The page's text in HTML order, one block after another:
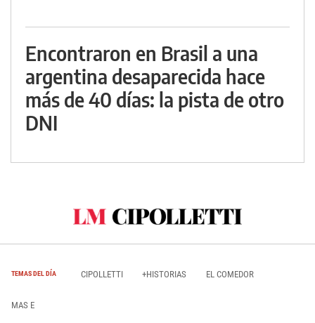
Encontraron en Brasil a una
argentina desaparecida hace
más de 40 días: la pista de otro
DNI
TEMAS DEL DÍA CIPOLLETTI +HISTORIAS EL COMEDOR
MAS E